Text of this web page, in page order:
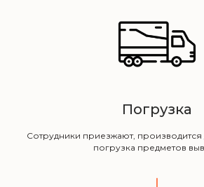
Погрузка
Сотрудники приезжают,
погрузка предметов